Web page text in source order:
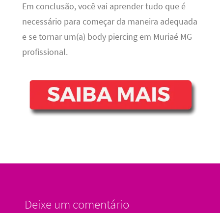
Em conclusão, você vai aprender tudo que é
necessário para começar da maneira adequada
e se tornar um(a) body piercing em Muriaé MG
profissional.
Deixe um comentário